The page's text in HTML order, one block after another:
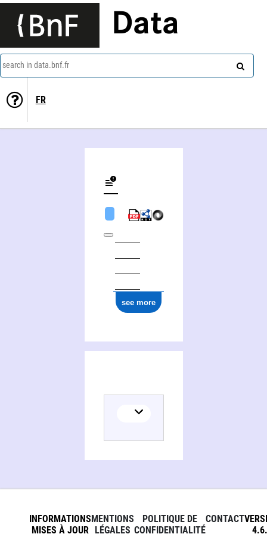
Data
search in data.bnf.fr
FR
see more
INFORMATIONS
MISES À JOUR
MENTIONS
LÉGALES
POLITIQUE DE
CONFIDENTIALITÉ
CONTACT